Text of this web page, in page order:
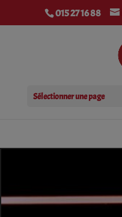
015 27 16 88
Sélectionner une page